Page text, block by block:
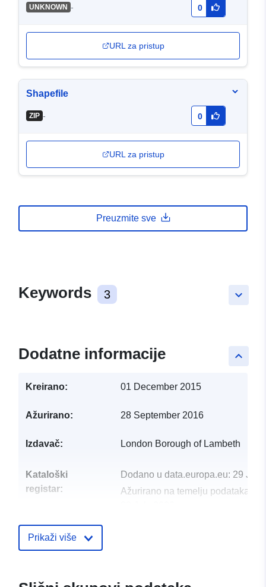
UNKNOWN - 0
URL za pristup
Shapefile
ZIP - 0
URL za pristup
Preuzmite sve
keyboard_arrow_down
Keywords 3
keyboard_arrow_up
Dodatne informacije
Kreirano: 01 December 2015
Ažurirano: 28 September 2016
Izdavač: London Borough of Lambeth
Kataloški
registar:
Dodano u data.europa.eu: 29 July
Ažurirano na temelju
uriRef:
Prikaži više